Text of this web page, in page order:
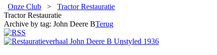
Onze Club > Tractor Restauratie
Tractor Restauratie
Archive by tag: John Deere BTerug